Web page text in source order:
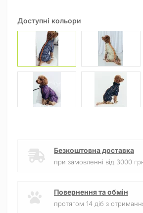
Доступні кольори
Безкоштовна доставка
при замовленні від 3000
Повернення та обмін
протягом 14 діб з